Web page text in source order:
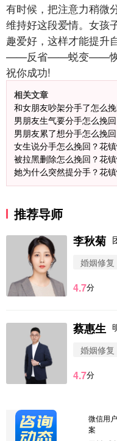
有时候，把注意力稍微
维持好这段爱情。女孩
趣爱好，这样才能提升
——反省——蜕变——恢复
祝你成功!
相关文章
和女朋友吵架分手了怎么
男朋友生气要分手怎么挽
男朋友累了想分手怎么挽
女生说分手怎么挽回？花
被拉黑删除怎么挽回？花
她为什么突然提分手？花
推荐导师
李秋菊
婚姻修复
4.7分
蔡惠生
婚姻修复
4.7分
微信用
微信用
案
微信用
微信用
案